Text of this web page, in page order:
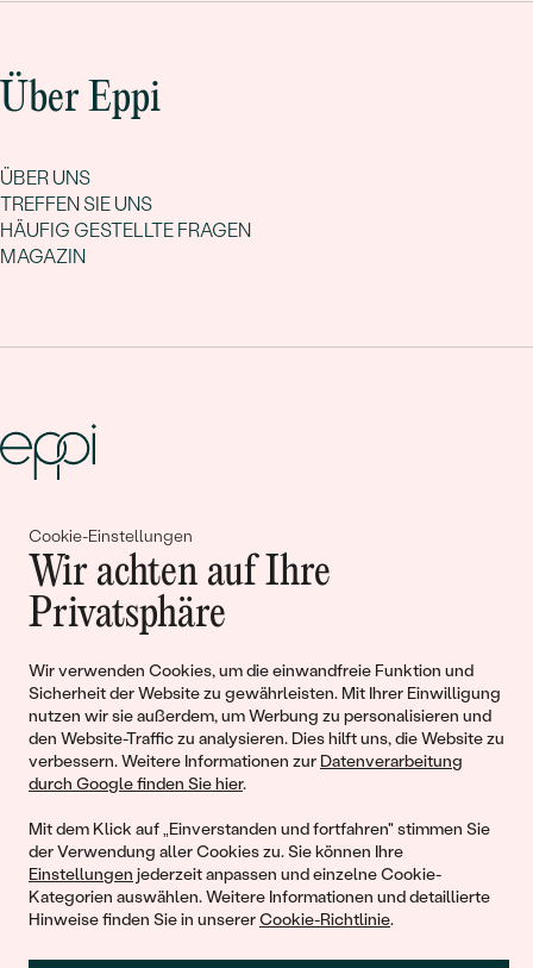
Cookie-Einstellungen
Wir achten auf Ihre
Privatsphäre
Wir verwenden Cookies, um die einwandfreie Funktion und
Sicherheit der Website zu gewährleisten. Mit Ihrer Einwilligung
nutzen wir sie außerdem, um Werbung zu personalisieren und
den Website-Traffic zu analysieren. Dies hilft uns, die Website zu
verbessern. Weitere Informationen zur Datenverarbeitung
durch Google finden Sie hier.
Mit dem Klick auf „Einverstanden und fortfahren" stimmen Sie
der Verwendung aller Cookies zu. Sie können Ihre
Einstellungen jederzeit anpassen und einzelne Cookie-
Kategorien auswählen. Weitere Informationen und detaillierte
Hinweise finden Sie in unsererCookie-Richtlinie.
Über Eppi
ÜBER UNS
TREFFEN SIE UNS
HÄUFIG GESTELLTE FRAGEN
MAGAZIN
Gemeinsam erschaffen wir
Geschichten von Schönheit und
Liebe
Begleiten Sie uns!
© 2011 - 2026, Eppi.de